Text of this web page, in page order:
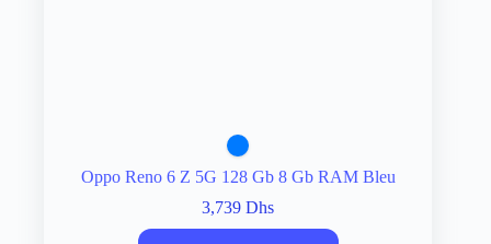
Oppo Reno 6 Z 5G 128 Gb 8 Gb RAM Bleu
3,739Dhs